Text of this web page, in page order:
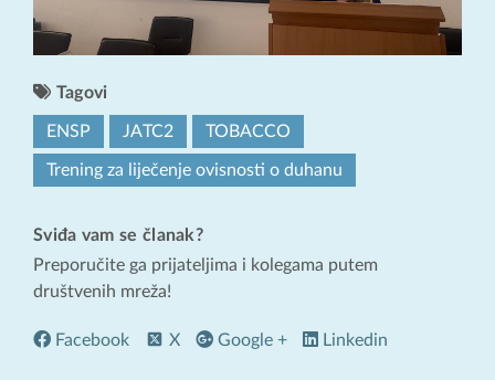
Tagovi
ENSP JATC2 TOBACCO
Trening za liječenje ovisnosti o duhanu
Sviđa vam se članak?
Preporučite ga prijateljima i kolegama putem
društvenih mreža!
Facebook X Google + Linkedin